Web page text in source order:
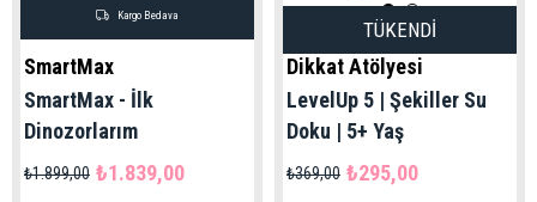
SmartMax
SmartMax - İlk
Dinozorlarım
₺1.839,00
₺1.899,00
Kargo Bedava
TÜKENDI
Dikkat Atölyesi
LevelUp 5 | Şekiller Su
Doku | 5+ Yaş
₺295,00
₺369,00